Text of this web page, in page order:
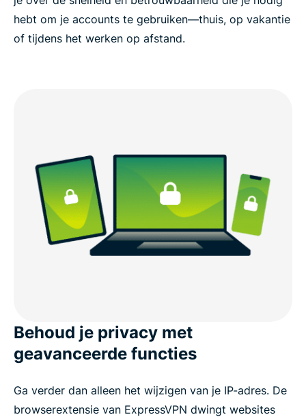
hebt om je accounts te gebruiken—thuis, op vakantie
of tijdens het werken op afstand.
Behoud je privacy met
geavanceerde functies
Ga verder dan alleen het wijzigen van je IP-adres. De
browserextensie van ExpressVPN dwingt websites